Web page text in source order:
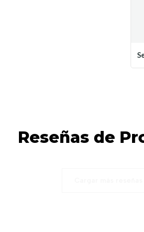
Reseñas de